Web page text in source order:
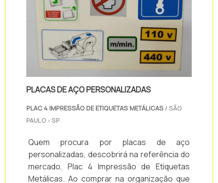
PLACAS DE AÇO PERSONALIZADAS
PLAC 4 IMPRESSÃO DE ETIQUETAS METÁLICAS / SÃO
PAULO - SP
Quem procura por placas de aço
personalizadas, descobrirá na referência do
mercado, Plac 4 Impressão de Etiquetas
Metálicas. Ao comprar na organização que